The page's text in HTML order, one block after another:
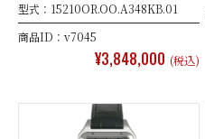
型式：15210OR.OO.A348KB.01
商品ID：v7045
¥3,848,000 (税込)